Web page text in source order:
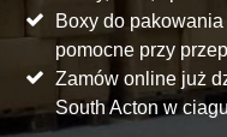
Boxy do
pomocne przy
Zamów online już
South Acton w